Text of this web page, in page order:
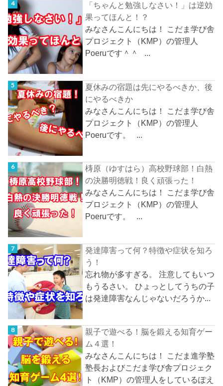
「ちゃんと勉強しなさい！」は逆効
果ってほんと！？
みなさんこんにちは！ こだま学び舎
プロジェクト（KMP）の管理人
Poeruです＾＾ ...
夏休みの宿題は先にやるべきか、後
にやるべきか
みなさんこんにちは！ こだま学び舎
プロジェクト（KMP）の管理人
Poeruです。 ...
梼原（ゆすはら）高校野球部！白熱
の決勝明徳戦！良く頑張った！
みなさんこんにちは！ こだま学び舎
プロジェクト（KMP）の管理人
Poeruです。 ...
発達障害って何？特徴や症状を知ろ
う！
忘れ物が多すぎる。 注意してもいつ
もうるさい。 ひょっとしてうちの子
は発達障害なんじゃないだろうか...
親子で遊べる！脳を鍛える知育ゲー
ム４選！
みなさんこんにちは！ こだま進学塾
塾長およびこだま学び舎プロジェク
ト（KMP）の管理人をしているぽえ